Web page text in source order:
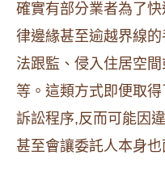
確實有部分業者為了
律邊緣甚至逾越界線
法跟監、侵入住居空
等。這類方式即便取
訴訟程序,反而可能因
甚至會讓委託人本身